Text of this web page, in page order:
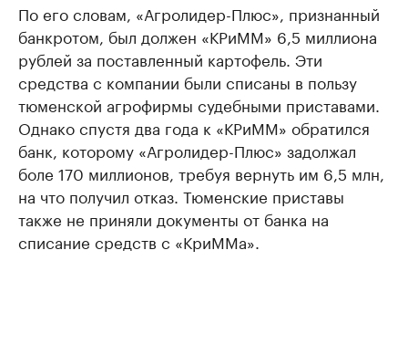
По его словам, «Агролидер-Плюс», признанный
банкротом, был должен «КРиММ» 6,5 миллиона
рублей за поставленный картофель. Эти
средства с компании были списаны в пользу
тюменской агрофирмы судебными приставами.
Однако спустя два года к «КРиММ» обратился
банк, которому «Агролидер-Плюс» задолжал
боле 170 миллионов, требуя вернуть им 6,5 млн,
на что получил отказ. Тюменские приставы
также не приняли документы от банка на
списание средств с «КриММа».